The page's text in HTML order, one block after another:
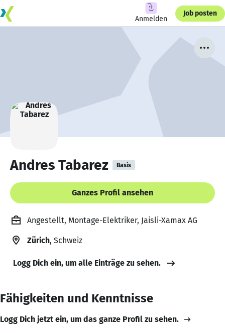
Anmelden
Job posten
Andres Tabarez Basis
Ganzes Profil ansehen
Angestellt, Montage-Elektriker, Jaisli-Xamax AG
Zürich, Schweiz
Logg Dich ein, um alle Einträge zu sehen.
Fähigkeiten und Kenntnisse
Logg Dich jetzt ein, um das ganze Profil zu sehen.